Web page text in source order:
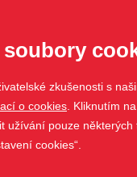
soubory
zkušenosti s
o cookies . Kliknutím
užívání pouze
cookies“.